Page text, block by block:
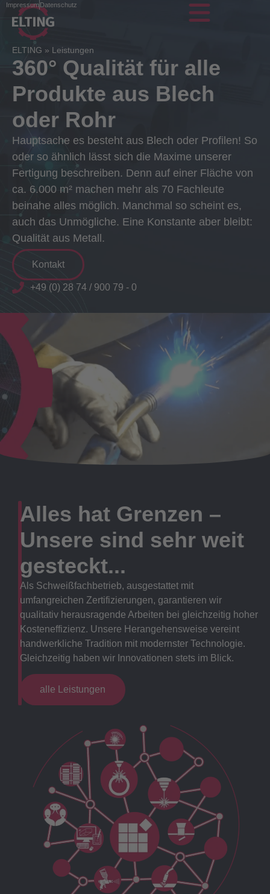
ImpressumDatenschutz
ELTING » Leistungen
360° Qualität für alle
Produkte aus Blech
oder Rohr
Hauptsache es besteht aus Blech oder Profilen! So
oder so ähnlich lässt sich die Maxime unserer
Fertigung beschreiben. Denn auf einer Fläche von
ca. 6.000 m² machen mehr als 70 Fachleute
beinahe alles möglich. Manchmal so scheint es,
auch das Unmögliche. Eine Konstante aber bleibt:
Qualität aus Metall.
Kontakt
+49 (0) 28 74 / 900 79 - 0
Alles hat Grenzen –
Unsere sind sehr weit
gesteckt...
Als Schweißfachbetrieb, ausgestattet mit
umfangreichen Zertifizierungen, garantieren wir
qualitativ herausragende Arbeiten bei gleichzeitig hoher
Kosteneffizienz. Unsere Herangehensweise vereint
handwerkliche Tradition mit modernster Technologie.
Gleichzeitig haben wir Innovationen stets im Blick.
alle Leistungen